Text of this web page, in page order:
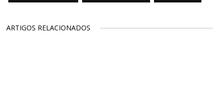
ARTIGOS RELACIONADOS